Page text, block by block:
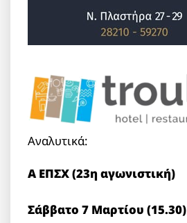
Αναλυτικά:
Α ΕΠΣΧ (23η αγωνιστική)
Σάββατο 7 Μαρτίου (15.30)